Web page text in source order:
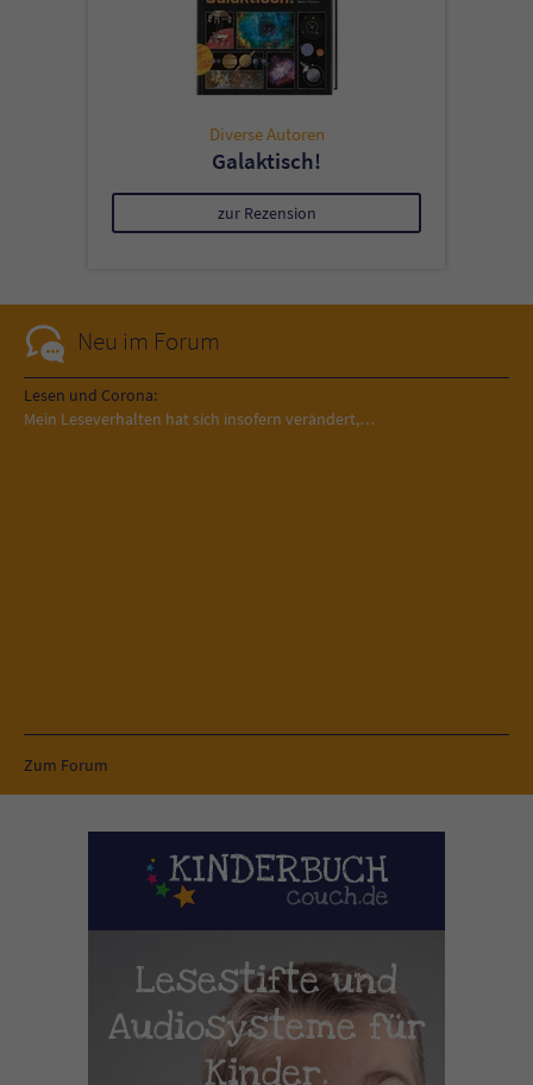
Diverse Autoren
Galaktisch!
zur Rezension
Neu im Forum
Lesen und Corona:
Mein Leseverhalten hat sich insofern verändert,…
Zum Forum
Lesestifte und
Audiosysteme für
Kinder.